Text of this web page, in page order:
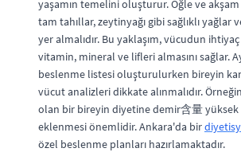
yaşamın temelini oluşturur. Öğle ve
tam tahıllar, zeytinyağı gibi sağlıklı yağlar
yer almalıdır. Bu yaklaşım, vücudun
vitamin, mineral ve lifleri almasını sağlar.
beslenme listesi oluşturulurken bireyin
vücut analizleri dikkate alınmalıdır.
olan bir bireyin diyetine demir含量
eklenmesi önemlidir. Ankara'da bir
özel beslenme planları hazırlamaktadır.